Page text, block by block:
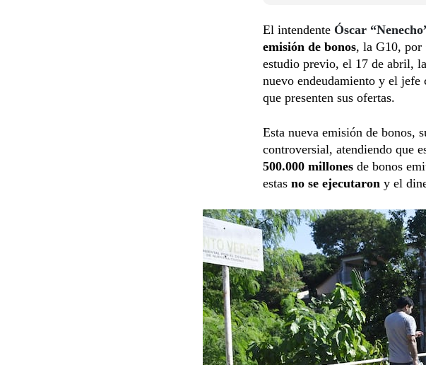
El intendente Óscar
emisión de bonos, la G10, por
estudio previo, el 17 de abril, la
nuevo endeudamiento y el jefe
que presenten sus ofertas.
Esta nueva emisión de bonos,
controversial, atendiendo que
500.000 millones de bonos
estas no se ejecutaron y el